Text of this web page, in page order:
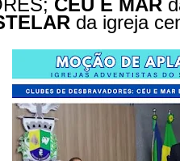
da igreja